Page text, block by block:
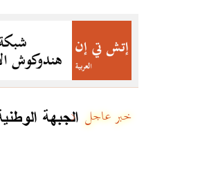
الجبهة خبر عاجل